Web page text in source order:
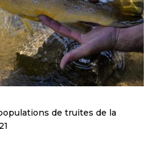
de truites de la